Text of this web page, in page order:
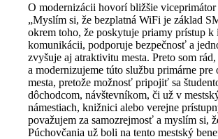
O modernizácii hovorí bližšie
„Myslím si, že bezplatná WiFi je základ
okrem toho, že poskytuje priamy prístup k
komunikácii, podporuje bezpečnosť a
zvyšuje aj atraktivitu mesta. Preto som
a modernizujeme túto službu primárne pre
mesta, pretože možnosť pripojiť sa
dôchodcom, návštevníkom, či už v
námestiach, knižnici alebo verejne
považujem za samozrejmosť a myslím si,
Púchovčania už boli na tento mestský